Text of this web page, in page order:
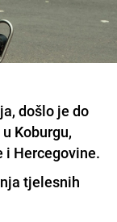
došlo je do
Koburgu,
i Hercegovine.
tjelesnih